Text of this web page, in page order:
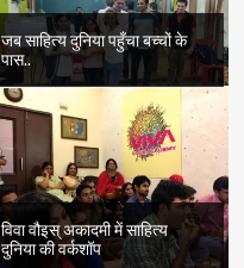
जब साहित्य दुनिया पहुँचा बच्चों के
पास..
विवा वौइस् अकादमी में साहित्य
दुनिया की वर्कशॉप